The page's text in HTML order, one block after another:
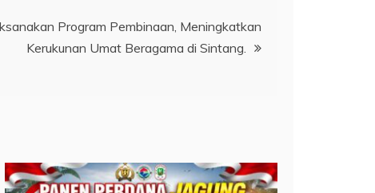
Program Pembinaan, Meningkatkan
Kerukunan Umat Beragama di Sintang.